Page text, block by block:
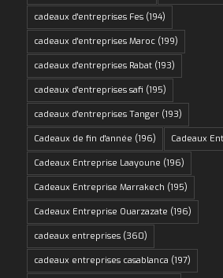
cadeaux d'entreprises Fes(194)
cadeaux d'entreprises Maroc(199)
cadeaux d'entreprises Rabat(193)
cadeaux d'entreprises safi (195)
cadeaux d'entreprises Tanger(193)
Cadeaux de fin d'année (196) Cadeaux
Cadeaux Entreprise Laayoune (196)
Cadeaux Entreprise Marrakech (195)
Cadeaux Entreprise Ouarzazate (196)
cadeaux entreprises(360)
cadeaux entreprises casablanca (197)